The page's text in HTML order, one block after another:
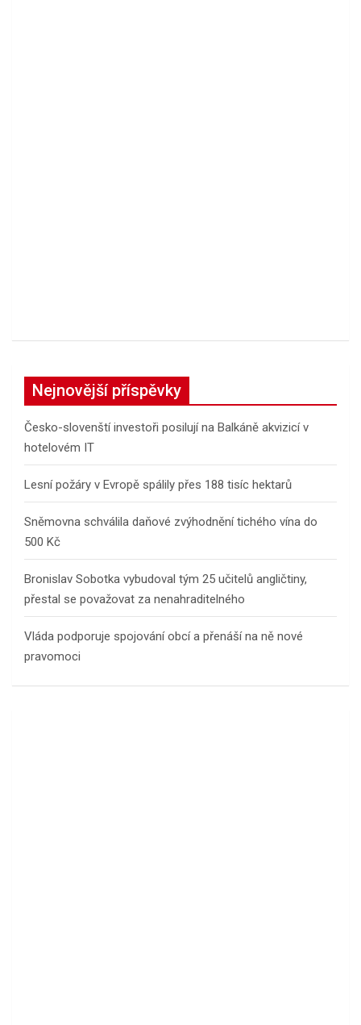
Nejnovější příspěvky
Česko-slovenští investoři posilují na Balkáně akvizicí v
hotelovém IT
Lesní požáry v Evropě spálily přes 188 tisíc hektarů
Sněmovna schválila daňové zvýhodnění tichého vína do
500 Kč
Bronislav Sobotka vybudoval tým 25 učitelů angličtiny,
přestal se považovat za nenahraditelného
Vláda podporuje spojování obcí a přenáší na ně nové
pravomoci